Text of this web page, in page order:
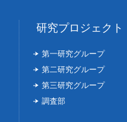
研究プロジェクト
第一研究グループ
第二研究グループ
第三研究グループ
調査部